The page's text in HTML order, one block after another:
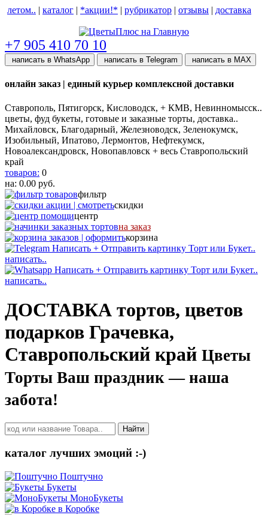
летом.. | каталог | *акции!* | рубрикатор | отзывы | доставка
+7 905 410 70 10
написать в WhatsApp написать в Telegram написать в МАХ
онлайн заказ | единый курьер комплексной доставки
Ставрополь, Пятигорск, Кисловодск, + КМВ, Невинномысск..
цветы, фуд букеты, готовые и заказные торты, доставка..
Михайловск, Благодарный, Железноводск, Зеленокумск,
Изобильный, Ипатово, Лермонтов, Нефтекумск,
Новоалександровск, Новопавловск + весь Ставропольский
край
товаров: 0
на: 0.00 руб.
фильтр
скидки
центр
на заказ
корзина
написать..
написать..
ДОСТАВКА тортов, цветов
подарков Грачевка,
Ставропольский край Цветы
Торты Ваш праздник — наша
забота!
Найти
каталог лучших эмоций :-)
Поштучно
Букеты
МоноБукеты
в Коробке